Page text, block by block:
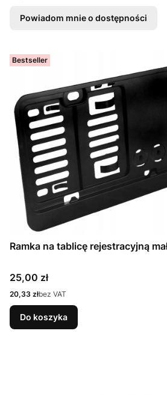
Powiadom mnie o dostępności
Bestseller
Ramka na tablicę rejestracyjną
Cena
25,00 zł
Cena
20,33 złbez VAT
Do koszyka